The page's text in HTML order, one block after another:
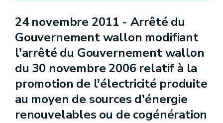
24 novembre 2011 - Arrêté du
Gouvernement wallon modifiant
l'arrêté du Gouvernement wallon
du 30 novembre 2006 relatif à la
promotion de l'électricité produite
au moyen de sources d'énergie
renouvelables ou de cogénération